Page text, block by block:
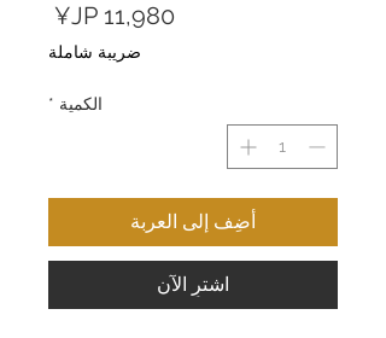
ضريبة شاملة
الكمية *
أضِف إلى العربة
اشترِ الآن